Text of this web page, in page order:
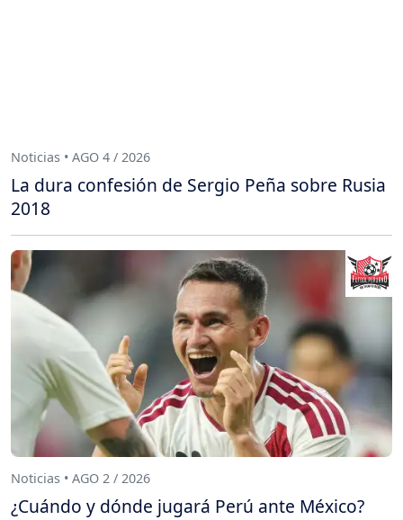
Noticias • AGO 4 / 2026
La dura confesión de Sergio Peña sobre Rusia
2018
Noticias • AGO 2 / 2026
¿Cuándo y dónde jugará Perú ante México?